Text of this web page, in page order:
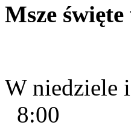
Msze
W niedziele
8:00